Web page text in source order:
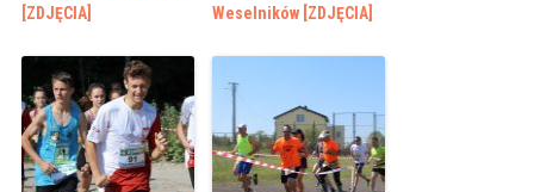
[ZDJĘCIA]
Weselników [ZDJĘCIA]